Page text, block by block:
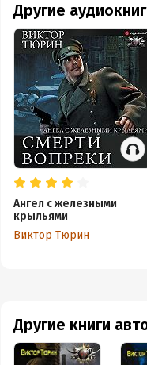
Другие книги
Другие
Ангел с железными
крыльями
Виктор Тюрин